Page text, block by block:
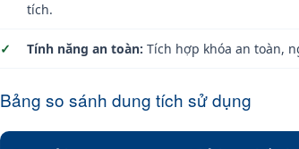
tích.
Tính năng an toàn: Tích hợp khóa an toàn,
Bảng so sánh dung tích sử dụng